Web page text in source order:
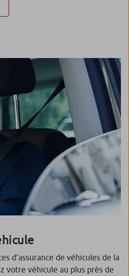
d’assurance de véhicules de la
votre véhicule au plus près de